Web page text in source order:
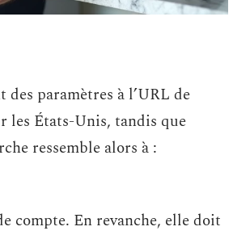
paramètres à l’URL de
les États-Unis, tandis que
ressemble alors à :
compte. En revanche, elle doit